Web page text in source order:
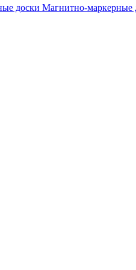
Магнитно-маркерные